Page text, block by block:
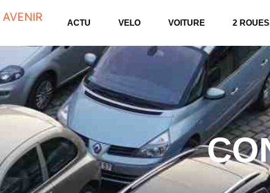
ACTU VELO VOITURE 2 ROUES